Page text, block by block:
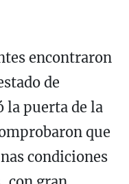
encontraron
de
la puerta de la
que
condiciones